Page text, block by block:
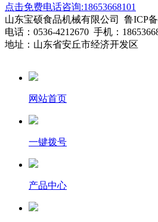
点击免费电话咨询:18653668101
山东宝硕食品机械有限公司 鲁ICP备
电话：0536-4212670 手机：
地址：山东省安丘市经济开发区
网站首页
一键拨号
产品中心